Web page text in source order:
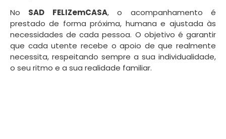
No SAD FELIZemCASA, o acompanhamento é
prestado de forma próxima, humana e ajustada às
necessidades de cada pessoa. O objetivo é garantir
que cada utente recebe o apoio de que realmente
necessita, respeitando sempre a sua individualidade,
o seu ritmo e a sua realidade familiar.